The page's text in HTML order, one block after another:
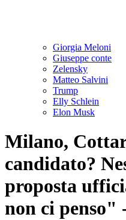
Giorgia Meloni
Giuseppe conte
Zelensky
Matteo Salvini
Trump
Elly Schlein
Elon Musk
Milano,
candidato?
proposta
non ci penso"